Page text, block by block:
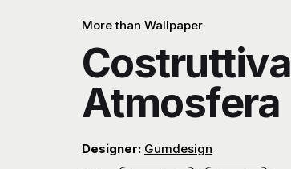
More than Wallpaper
Costruttiva
Atmosfera
Designer: Gumdesign